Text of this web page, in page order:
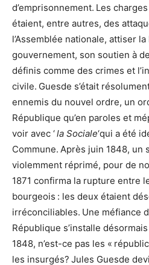
d’emprisonnement. Les
étaient, entre autres, des
l’Assemblée nationale, attiser
gouvernement, son soutien à
définis comme des crimes et
civile. Guesde s’était
ennemis du nouvel ordre, un
République qu’en paroles et
voir avec ‘la Sociale‘qui a été
Commune. Après juin 1848, un
violemment réprimé, pour de
1871 confirma la rupture entre
bourgeois : les deux étaient
irréconciliables. Une méfiance
République s’installe
1848, n’est-ce pas les «
les insurgés? Jules Guesde